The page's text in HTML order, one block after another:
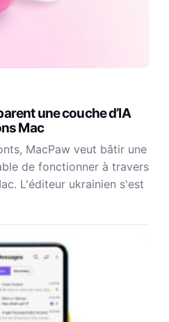
une couche d’IA
Mac
MacPaw veut bâtir une
de fonctionner à travers
L'éditeur ukrainien s'est